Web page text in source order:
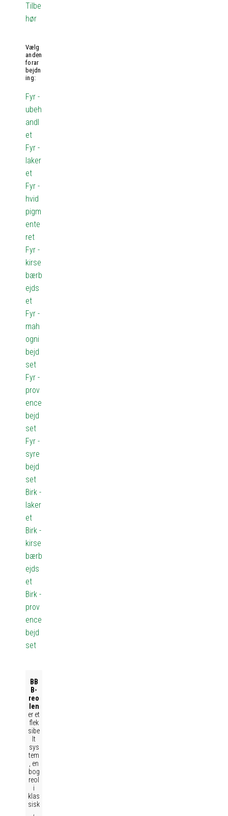
Tilbe
hør
Vælg
anden
forar
bejdn
ing:
Fyr -
ubeh
andl
et
Fyr -
laker
et
Fyr -
hvid
pigm
ente
ret
Fyr -
kirse
bærb
ejds
et
Fyr -
mah
ogni
bejd
set
Fyr -
prov
ence
bejd
set
Fyr -
syre
bejd
set
Birk -
laker
et
Birk -
kirse
bærb
ejds
et
Birk -
prov
ence
bejd
set
BB
B-
reo
len
er et
flek
sibe
lt
sys
tem
, en
bog
reol
i
klas
sisk